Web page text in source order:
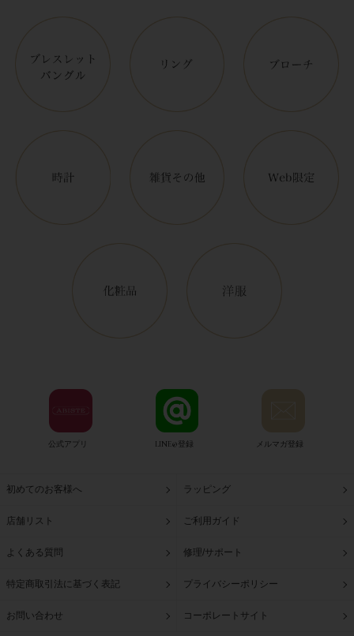
公式アプリ LINE@登録 メルマガ登録
初めてのお客様へ ラッピング
店舗リスト ご利用ガイド
よくある質問 修理/サポート
特定商取引法に基づく表記 プライバシーポリシー
お問い合わせ コーポレートサイト